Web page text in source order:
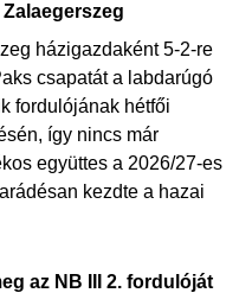
házigazdaként 5-2-re
csapatát a labdarúgó
fordulójának hétfői
így nincs már
együttes a 2026/27-es
kezdte a hazai
az NB III 2. fordulóját